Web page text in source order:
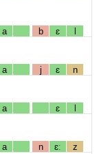
a b ɛ l
a j ɛ n
a ɛ l
a n ɛː z